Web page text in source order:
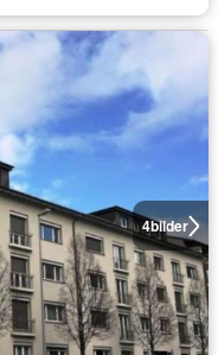
4bilder